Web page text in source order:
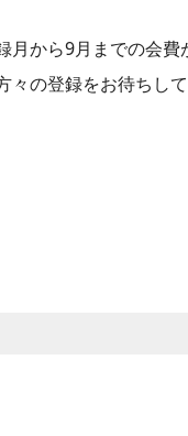
から9月までの会費
の登録をお待ちして